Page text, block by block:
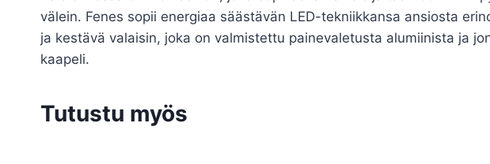
välein. Fenes sopii energiaa säästävän LED-tekniikkansa ansiosta
ja kestävä valaisin, joka on valmistettu painevaletusta alumiinista ja
kaapeli.
Tutustu myös